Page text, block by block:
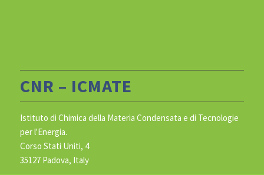
CNR – ICMATE
Istituto di Chimica della Materia Condensata e di Tecnologie
per l'Energia.
Corso Stati Uniti, 4
35127 Padova, Italy